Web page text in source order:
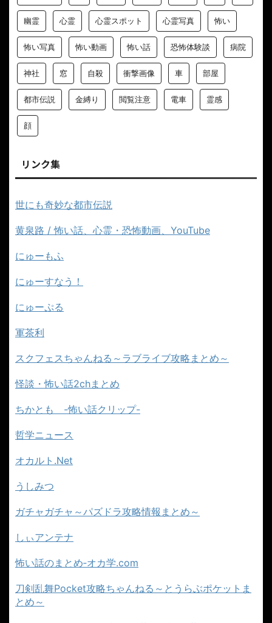
幽霊 心霊 心霊スポット 心霊写真 怖い
怖い写真 怖い動画 怖い話 恐怖体験談 病院
神社 窓 自殺 衝撃画像 車 部屋
都市伝説 金縛り 閲覧注意 電車 霊感
顔
リンク集
世にも奇妙な都市伝説
黄泉路 / 怖い話、心霊・恐怖動画、YouTube
にゅーもふ
にゅーすなう！
にゅーぷる
軍茶利
スクフェスちゃんねる～ラブライブ攻略まとめ～
怪談・怖い話2chまとめ
ちかとも -怖い話クリップ-
哲学ニュース
オカルト.Net
うしみつ
ガチャガチャ～パズドラ攻略情報まとめ～
しぃアンテナ
怖い話のまとめ‐オカ学.com
刀剣乱舞Pocket攻略ちゃんねる～とうらぶポケットま
とめ～